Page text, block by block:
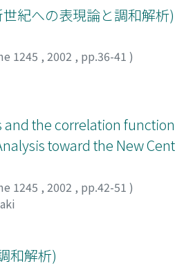
紀への表現論と調和解析)
1245 , 2002 , pp.36-41 )
the correlation
toward the New
1245 , 2002 , pp.42-51 )
和解析)